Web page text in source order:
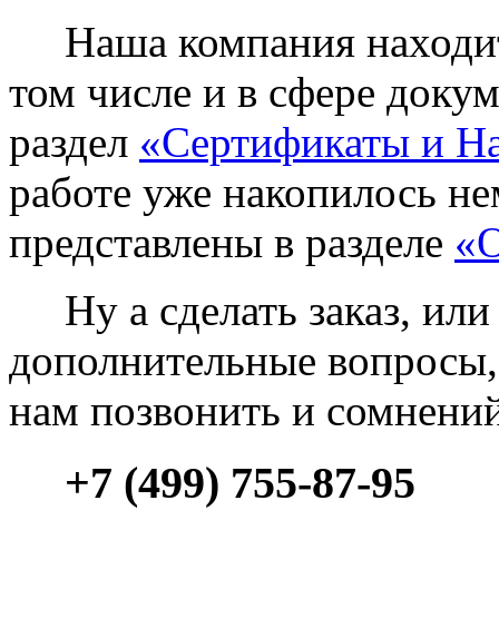
Наша компания
том числе и в сфере
раздел «Сертификаты и
работе уже накопилось
представлены в разделе
Ну а сделать заказ, или
дополнительные вопросы,
нам позвонить и
+7 (499) 755-87-95